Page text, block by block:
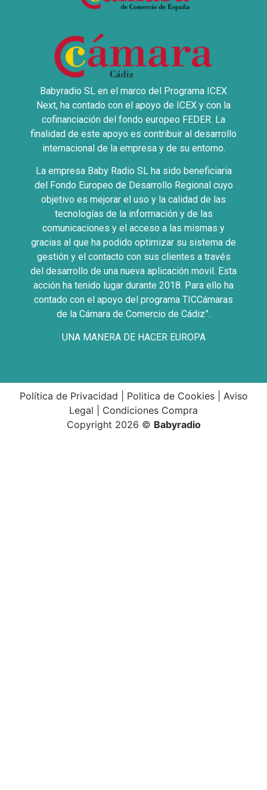
Babyradio SL en el marco del Programa ICEX
Next, ha contado con el apoyo de ICEX y con la
cofinanciación del fondo europeo FEDER. La
finalidad de este apoyo es contribuir al desarrollo
internacional de la empresa y de su entorno.
La empresa Baby Radio SL ha sido beneficiaria
del Fondo Europeo de Desarrollo Regional cuyo
objetivo es mejorar el uso y la calidad de las
tecnologías de la información y de las
comunicaciones y el acceso a las mismas y
gracias al que ha podido optimizar su sistema de
gestión y el contacto con sus clientes a través
del desarrollo de una nueva aplicación movil. Esta
acción ha tenido lugar durante 2018. Para ello ha
contado con el apoyo del programa TICCámaras
de la Cámara de Comercio de Cádiz”.
UNA MANERA DE HACER EUROPA
Política de Privacidad Politica de Cookies| Aviso
Legal
Condiciones Compra
Copyright 2026 © Babyradio